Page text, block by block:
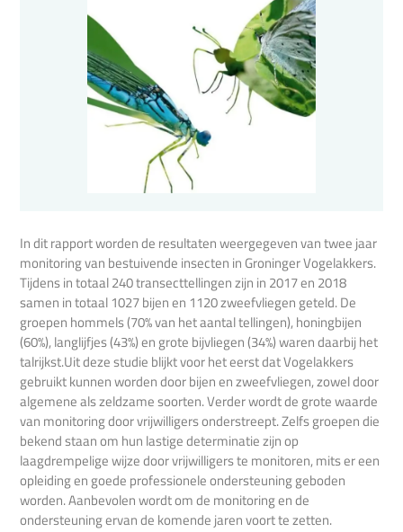
In dit rapport worden de resultaten weergegeven van twee jaar
monitoring van bestuivende insecten in Groninger Vogelakkers.
Tijdens in totaal 240 transecttellingen zijn in 2017 en 2018
samen in totaal 1027 bijen en 1120 zweefvliegen geteld. De
groepen hommels (70% van het aantal tellingen), honingbijen
(60%), langlijfjes (43%) en grote bijvliegen (34%) waren daarbij het
talrijkst.Uit deze studie blijkt voor het eerst dat Vogelakkers
gebruikt kunnen worden door bijen en zweefvliegen, zowel door
algemene als zeldzame soorten. Verder wordt de grote waarde
van monitoring door vrijwilligers onderstreept. Zelfs groepen die
bekend staan om hun lastige determinatie zijn op
laagdrempelige wijze door vrijwilligers te monitoren, mits er een
opleiding en goede professionele ondersteuning geboden
worden. Aanbevolen wordt om de monitoring en de
ondersteuning ervan de komende jaren voort te zetten.